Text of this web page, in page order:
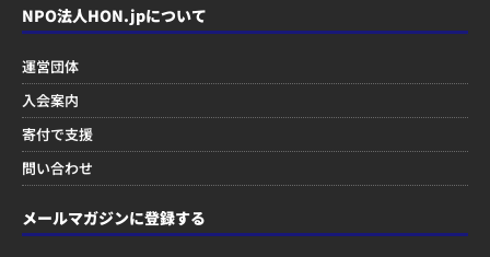
NPO法人HON.jpについて
運営団体
入会案内
寄付で支援
問い合わせ
メールマガジンに登録する